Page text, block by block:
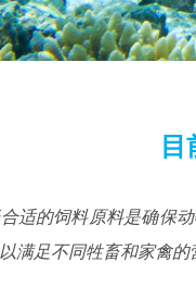
适的饲料原料是确保
满足不同牲畜和家禽